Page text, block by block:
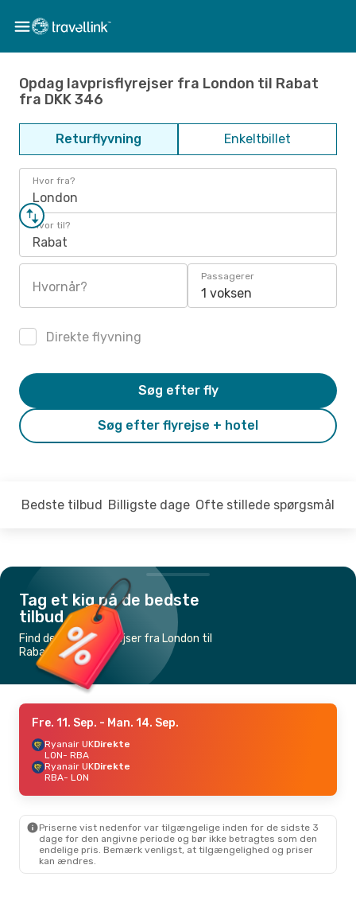
Opdag lavprisflyrejser fra London til Rabat
fra DKK 346
Returflyvning Enkeltbillet
Hvor fra?
London
Hvor til?
Rabat
Hvornår?
Passagerer
1 voksen
Direkte flyvning
Søg efter flyrejse + hotel
Søg efter fly
Bedste tilbud Billigste dage Ofte stillede spørgsmål
Tag et kig på de bedste
tilbud
Find de billigste flyrejser fra London til
Rabat
Fre. 11. Sep. - Man. 14. Sep.
Ryanair UKDirekte
LON- RBA
Ryanair UKDirekte
RBA- LON
Priserne vist nedenfor var tilgængelige inden for de sidste 3
dage for den angivne periode og bør ikke betragtes som den
endelige pris. Bemærk venligst, at tilgængelighed og priser
kan ændres.